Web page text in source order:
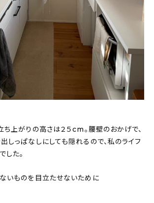
ち上がりの高さは２５cm。腰壁のおかげで、
しっぱなしにしても隠れるので、私のライフ
した。
いものを目立たせないために